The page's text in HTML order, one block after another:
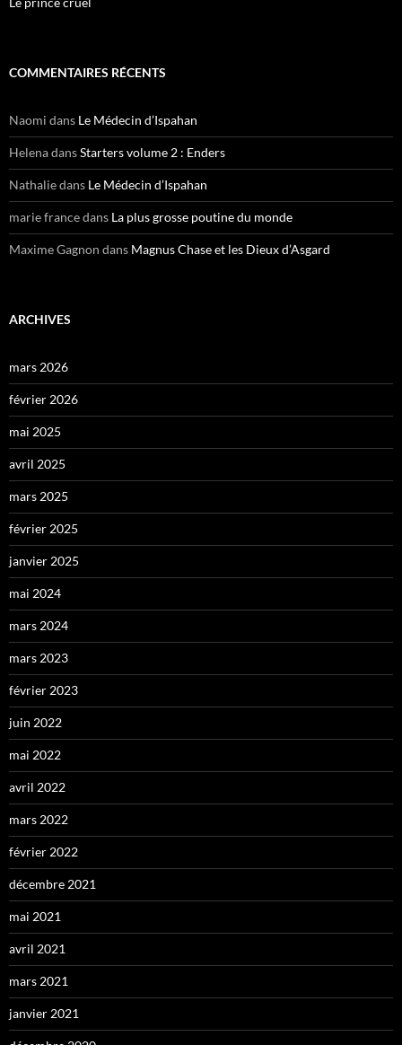
COMMENTAIRES RÉCENTS
Naomi dans Le Médecin d’Ispahan
HelenadansStarters volume 2 : Enders
Nathaliedans Le Médecin d’Ispahan
marie francedans La plus grosse poutine du monde
Maxime Gagnon dans Magnus Chase et les Dieux d’Asgard
ARCHIVES
mars 2026
février 2026
mai 2025
avril 2025
mars 2025
février 2025
janvier 2025
mai 2024
mars 2024
mars 2023
février 2023
juin 2022
mai 2022
avril 2022
mars 2022
février 2022
décembre 2021
mai 2021
avril 2021
mars 2021
janvier 2021